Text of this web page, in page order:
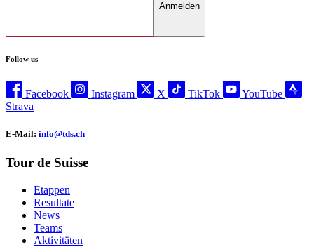
Anmelden
Follow us
Facebook Instagram X TikTok
YouTube
Strava
E-Mail: info@tds.ch
Tour de Suisse
Etappen
Resultate
News
Teams
Aktivitäten